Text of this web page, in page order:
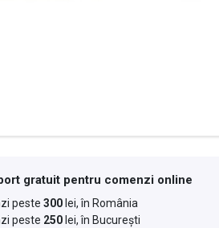
gratuit pentru comenzi online
peste300 lei, în România
peste 250 lei, în București